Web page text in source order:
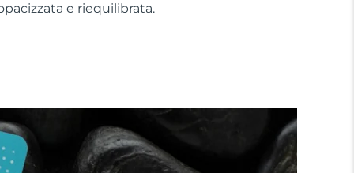
e riequilibrata.